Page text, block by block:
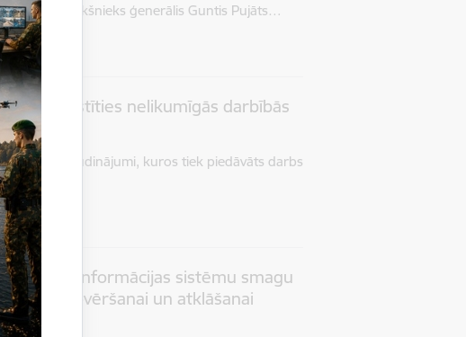
priekšnieks ģenerālis Guntis Pujāts…
neiesaistīties nelikumīgās darbībās
sludinājumi, kuros tiek piedāvāts darbs
informācijas sistēmu smagu
novēršanai un atklāšanai